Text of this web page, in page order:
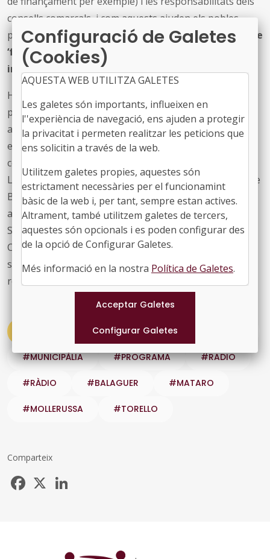
consells comarcals, i com aquests ajuden els pobles
petits i, en aquest sentit, ha reivindicat la " necessitat de
‘fer comarca’ i donar als consells comarcals la
importància que es mereixen i tenen
Hem acabat l’emissió, parlant de serveis i innovacions,
però també de persones ciutadanes que quan tenen
algun problema s’adrecen a les administracions perquè
els donin una resposta ràpida i propera, pe això hem
celebrat una taula rodona, en la que hi han participat
Lorena González, vicepresidenta de l’FMC i alcaldessa de
Balaguer; Marc Solsona, també vicepresident de l’FMC i
alcalde de Mollerussa; i el president del Fòrum de
Síndics, Síndiques, Defensors i Defensores Locals de
Catalunya, Josep Escartín. Aquesta taula rodona ha
servit per debatre i analitzar els temes municipals més
rellevants del moment.
#CIUTAT
#MUNICIPÀLIA #PROGRAMA #RADIO
#RÀDIO #BALAGUER #MATARO
#MOLLERUSSA #TORELLO
Comparteix
Facebook
Configuració de Galetes
(Cookies)
AQUESTA WEB UTILITZA GALETES
Les galetes són importants, influeixen en
l''experiència de navegació, ens ajuden a protegir
la privacitat i permeten realitzar les peticions que
ens solicitin a través de la web.
Utilitzem galetes propies, aquestes són
estrictament necessàries per el funcionamint
bàsic de la web i, per tant, sempre estan actives.
Altrament, també utilitzem galetes de tercers,
aquestes són opcionals i es poden configurar des
de la opció de Configurar Galetes.
Més informació en la nostra Política de Galetes.